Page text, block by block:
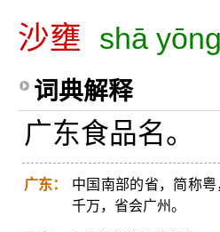
沙壅 shā yōng
词典解释
广东食品名。
广东：
中国南部的省，简称
千万，省会广州。